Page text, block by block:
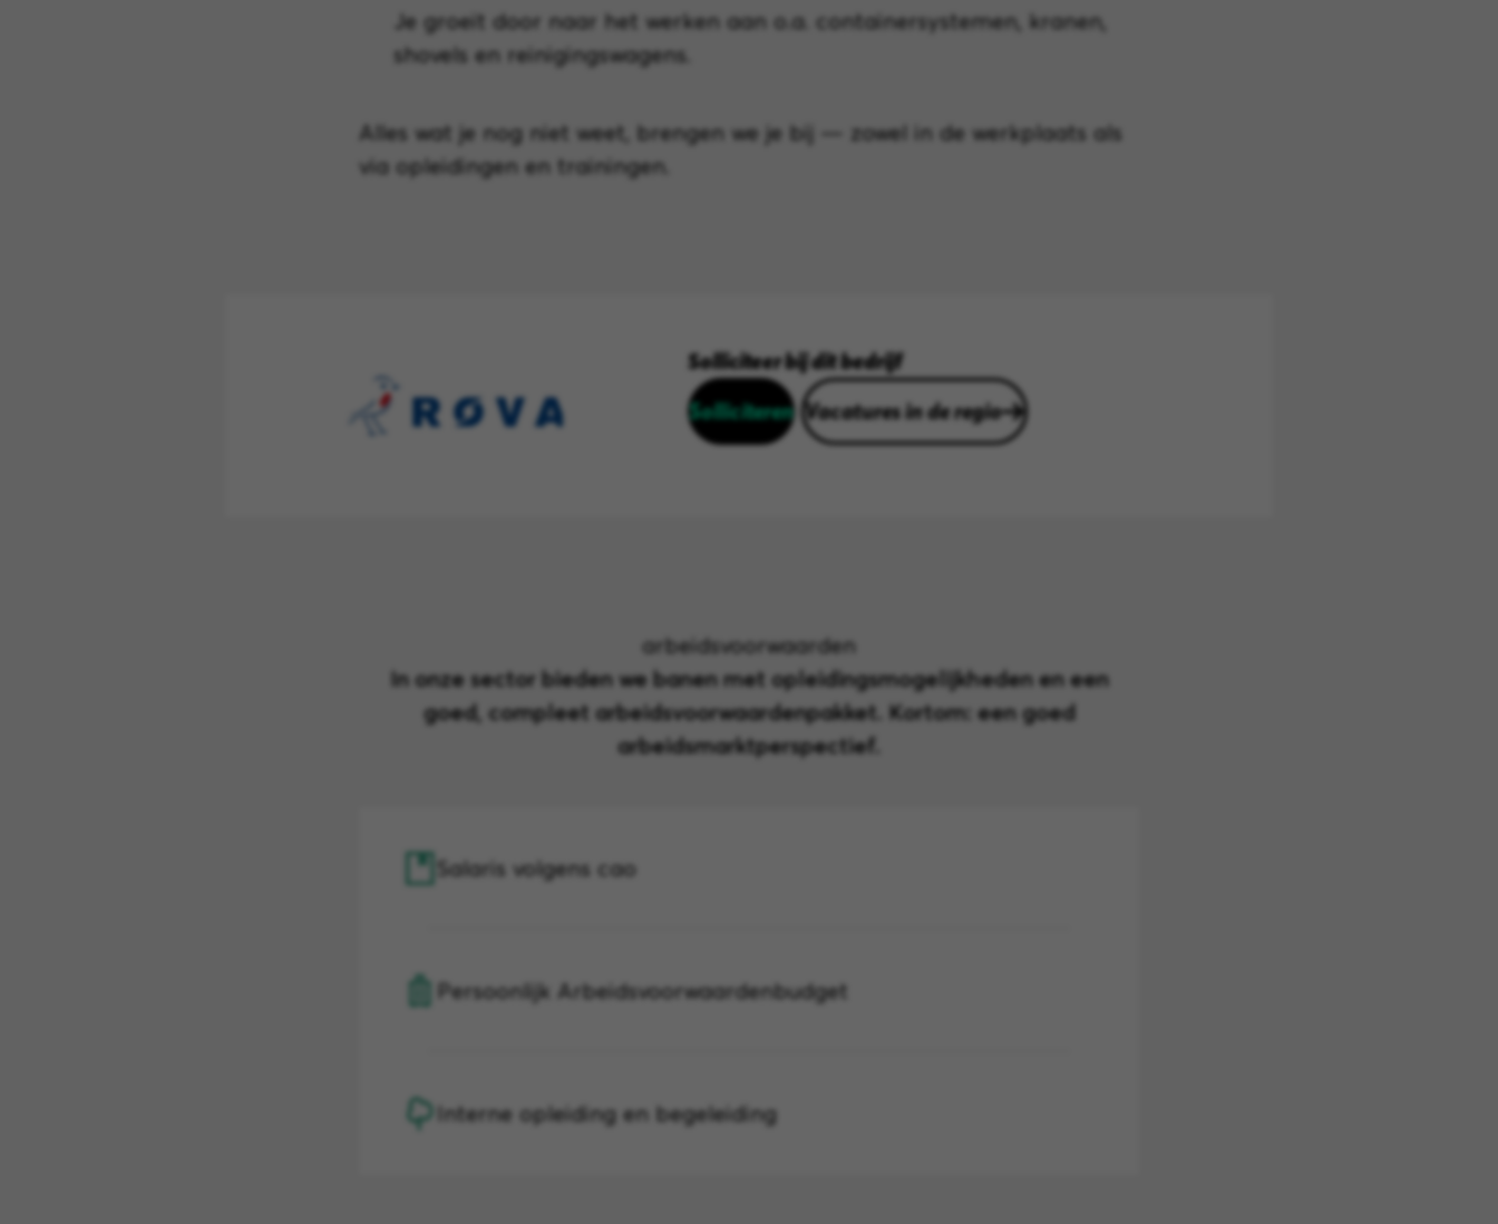
Je groeit door naar het werken aan o.a. containersystemen, kranen,
shovels en reinigingswagens.
Alles wat je nog niet weet, brengen we je bij — zowel in de werkplaats als
via opleidingen en trainingen.
Solliciteer bij dit bedrijf
Solliciteren Vacatures in de regio
arbeidsvoorwaarden
In onze sector bieden we banen met opleidingsmogelijkheden en een
goed, compleet arbeidsvoorwaardenpakket. Kortom: een goed
arbeidsmarktperspectief.
Salaris volgens cao
Persoonlijk Arbeidsvoorwaardenbudget
Interne opleiding en begeleiding